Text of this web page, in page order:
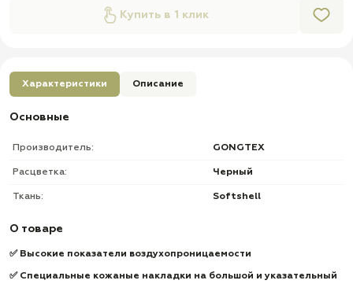
Купить в 1 клик
Характеристики Описание
Основные
Производитель: GONGTEX
Расцветка: Черный
Ткань: Softshell
О товаре
✅Высокие показатели воздухопроницаемости
✅Специальные кожаные накладки на большой и указательный